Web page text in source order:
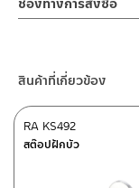
ติดตั้งง่ายด้วยตัวล็อก
– ยึดตัวก๊อกให้เข้ากับอ่
– ไม่ควรใช้สารเคมีที่มี
ผลิตภัณฑ์อาจเสียหายได้
– หมั่นทำความสะอาดอ
– Email:
ช่องทางการสั่งซื้อ
– Shopee
–Lazada
–ซื้อสินค้าชิ้นนี้บน
สินค้าที่เกี่ยวข้อง
สต๊อปฝักบัว
RA KS492